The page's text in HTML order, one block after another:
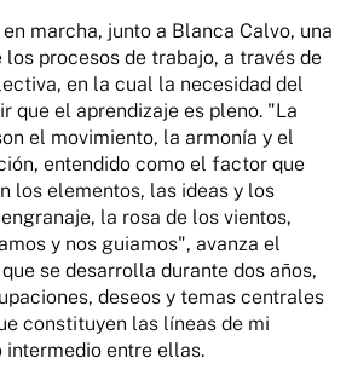
marcha, junto a Blanca Calvo, una
procesos de trabajo, a través de
en la cual la necesidad del
que el aprendizaje es pleno. "La
el movimiento, la armonía y el
entendido como el factor que
los elementos, las ideas y los
la rosa de los vientos,
y nos guiamos", avanza el
se desarrolla durante dos años,
deseos y temas centrales
constituyen las líneas de mi
intermedio entre ellas.